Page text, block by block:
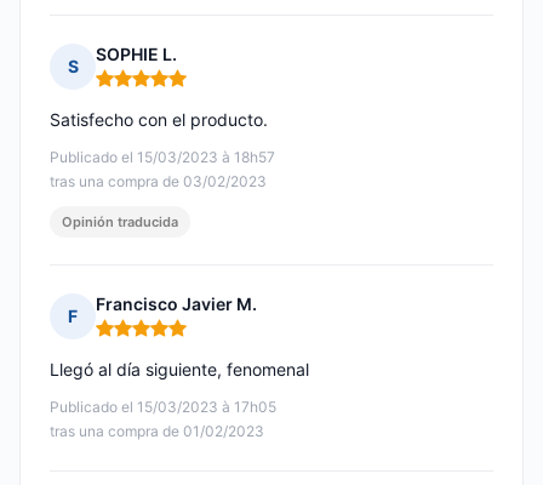
S
SOPHIE L.
Nota: 5 de 5
Publicado el 15/03/2023 à 18h57
tras una compra de 03/02/2023
Satisfecho con el producto.
Opinión traducida
F
Francisco Javier M.
Nota: 5 de 5
Publicado el 15/03/2023 à 17h05
tras una compra de 01/02/2023
Llegó al día siguiente, fenomenal